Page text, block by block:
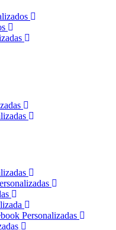
Personalizadas